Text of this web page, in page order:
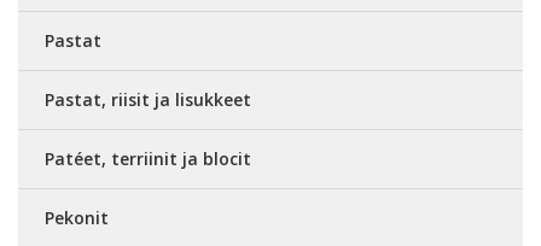
Pastat
Pastat, riisit ja lisukkeet
Patéet, terriinit ja blocit
Pekonit